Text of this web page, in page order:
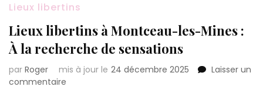
Lieux libertins
Lieux libertins à Montceau-les-Mines :
À la recherche de sensations
par Roger mis à jour le 24 décembre 2025
Laisser un
commentaire